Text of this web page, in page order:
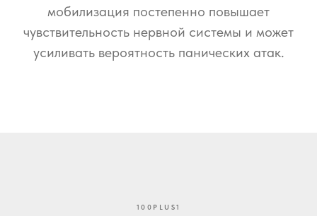
мобилизация постепенно повышает
чувствительность нервной системы и может
усиливать вероятность панических атак.
100PLUS1